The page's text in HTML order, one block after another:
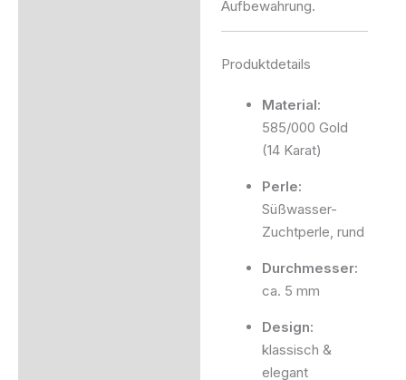
Aufbewahrung.
Produktdetails
Material:
585/000 Gold
(14 Karat)
Perle:
Süßwasser-
Zuchtperle, rund
Durchmesser:
ca. 5 mm
Design:
klassisch &
elegant